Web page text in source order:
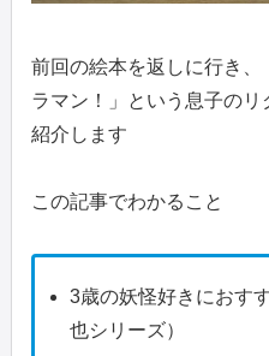
前回の絵本を返しに行き、
ラマン！」という息子の
紹介します
この記事でわかること
3歳の妖怪好きにおす
也シリーズ）